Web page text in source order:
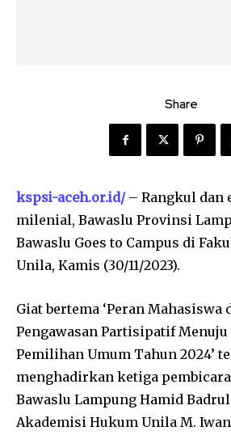
Share
kspsi-aceh.or.id/– Rangkul dan
milenial, Bawaslu Provinsi
Bawaslu Goes to Campus di
Unila, Kamis (30/11/2023).
Giat bertema ‘Peran Mahasiswa
Pengawasan Partisipatif Menuju
Pemilihan Umum Tahun 2024’
menghadirkan ketiga
Bawaslu Lampung Hamid
Akademisi Hukum Unila M.